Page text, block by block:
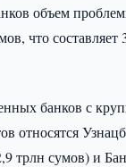
объем
что составляет
банков с
относятся
трлн сумов) и